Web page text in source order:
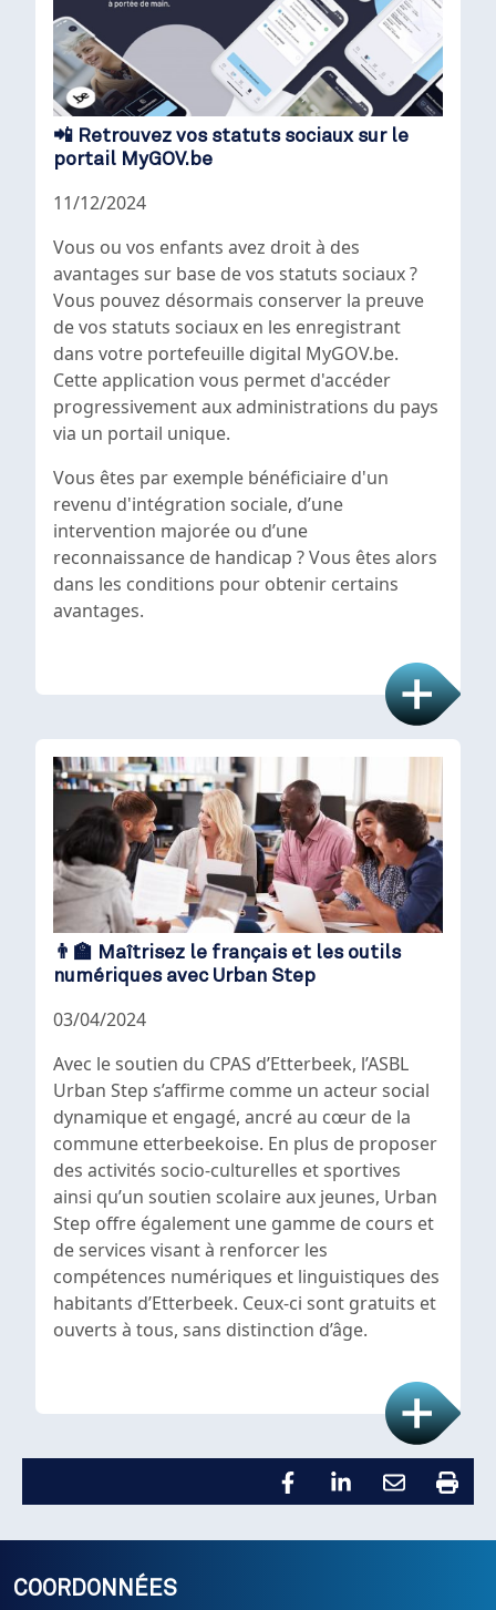
📲 Retrouvez vos statuts sociaux sur le
portail MyGOV.be
11/12/2024
Vous ou vos enfants avez droit à des
avantages sur base de vos statuts sociaux ?
Vous pouvez désormais conserver la preuve
de vos statuts sociaux en les enregistrant
dans votre portefeuille digital MyGOV.be.
Cette application vous permet d'accéder
progressivement aux administrations du pays
via un portail unique.
Vous êtes par exemple bénéficiaire d'un
revenu d'intégration sociale, d’une
intervention majorée ou d’une
reconnaissance de handicap ? Vous êtes alors
dans les conditions pour obtenir certains
avantages.
👨‍🏫 Maîtrisez le français et les outils
numériques avec Urban Step
03/04/2024
Avec le soutien du CPAS d’Etterbeek, l’ASBL
Urban Step s’affirme comme un acteur social
dynamique et engagé, ancré au cœur de la
commune etterbeekoise. En plus de proposer
des activités socio-culturelles et sportives
ainsi qu’un soutien scolaire aux jeunes, Urban
Step offre également une gamme de cours et
de services visant à renforcer les
compétences numériques et linguistiques des
habitants d’Etterbeek. Ceux-ci sont gratuits et
ouverts à tous, sans distinction d’âge.
COORDONNÉES